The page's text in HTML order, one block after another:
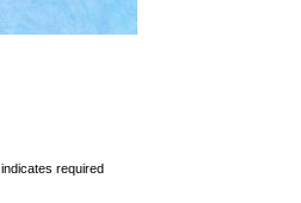
indicates required